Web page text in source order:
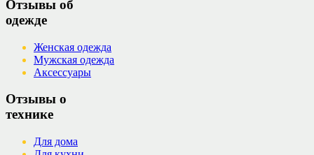
Отзывы об
одежде
Женская одежда
Мужская одежда
Аксессуары
Отзывы о
технике
Для дома